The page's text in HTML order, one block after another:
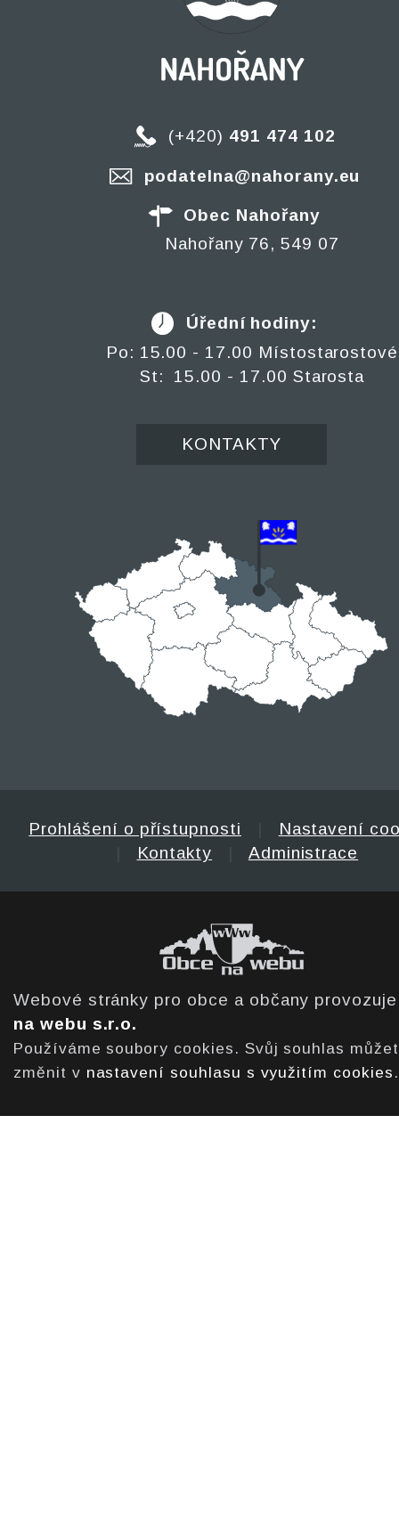
(+420) 491 474 102
podatelna@nahorany.eu
Obec Nahořany
Nahořany 76, 549 07
Úřední hodiny:
Po: 15.00 - 17.00 Místostarostové
St: 15.00 - 17.00 Starosta
KONTAKTY
Prohlášení o přístupnosti
Nastavení
Kontakty Administrace
Webové stránky pro obce a občany
na webu s.r.o.
Používáme soubory cookies. Svůj souhlas
změnit v nastavení souhlasu s využitím cookies .